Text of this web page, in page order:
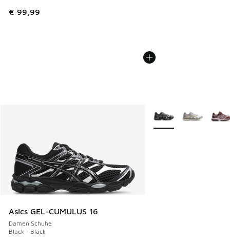
€ 99,99
Asics GEL-CUMULUS 16
Damen Schuhe
Black - Black
Weitere Farben